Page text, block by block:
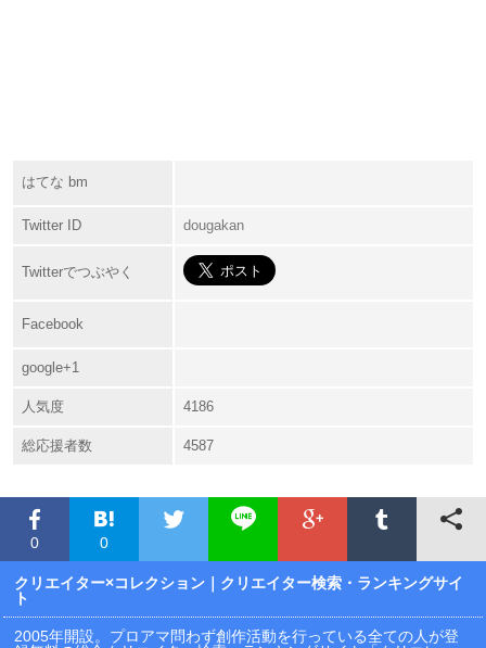
はてな bm
Twitter ID dougakan
Twitterでつぶやく
Facebook
google+1
人気度 4186
総応援者数 4587
0 0
クリエイター×コレクション ｜クリエイター検索・ランキングサイ
ト
2005年開設。プロアマ問わず創作活動を行っている全ての人が登